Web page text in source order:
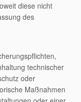
diese nicht
des
technischer
oder
Maßnahmen